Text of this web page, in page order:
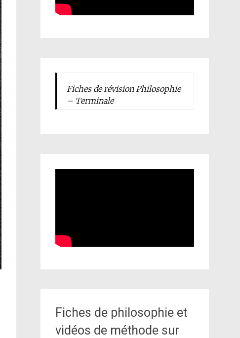
Fiches de révision Philosophie
– Terminale
Fiches de philosophie et
vidéos de méthode sur